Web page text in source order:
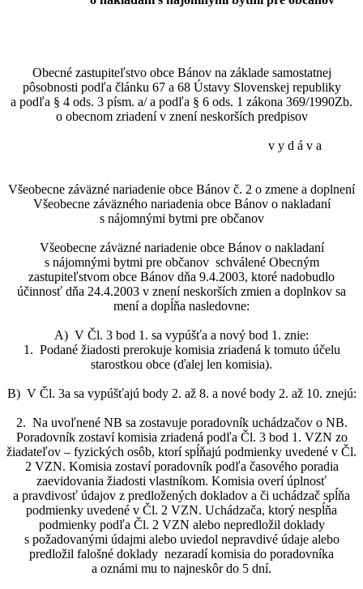
Obecné zastupiteľstvo obce Bánov na základe samostatnej
pôsobnosti podľa článku 67 a 68 Ústavy Slovenskej republiky
a podľa § 4 ods. 3 písm. a/ a podľa § 6 ods. 1 zákona 369/1990Zb.
o obecnom zriadení v znení neskorších predpisov
v y d á v a
Všeobecne záväzné nariadenie obce Bánov č. 2 o zmene a doplnení
Všeobecne záväzného nariadenia obce Bánov o nakladaní
s nájomnými bytmi pre občanov
Všeobecne záväzné nariadenie obce Bánov o nakladaní
s nájomnými bytmi pre občanov schválené Obecným
zastupiteľstvom obce Bánov dňa 9.4.2003, ktoré nadobudlo
účinnosť dňa 24.4.2003 v znení neskorších zmien a doplnkov sa
mení a dopĺňa nasledovne:
A) V Čl. 3 bod 1. sa vypúšťa a nový bod 1. znie:
1. Podané žiadosti prerokuje komisia zriadená k tomuto účelu
starostkou obce (ďalej len komisia).
B) V Čl. 3a sa vypúšťajú body 2. až 8. a nové body 2. až 10. znejú:
2. Na uvoľnené NB sa zostavuje poradovník uchádzačov o NB.
Poradovník zostaví komisia zriadená podľa Čl. 3 bod 1. VZN zo
žiadateľov – fyzických osôb, ktorí spĺňajú podmienky uvedené v Čl.
2 VZN. Komisia zostaví poradovník podľa časového poradia
zaevidovania žiadosti vlastníkom. Komisia overí úplnosť
a pravdivosť údajov z predložených dokladov a či uchádzač spĺňa
podmienky uvedené v Čl. 2 VZN. Uchádzača, ktorý nespĺňa
podmienky podľa Čl. 2 VZN alebo nepredložil doklady
s požadovanými údajmi alebo uviedol nepravdivé údaje alebo
predložil falošné doklady nezaradí komisia do poradovníka
a oznámi mu to najneskôr do 5 dní.